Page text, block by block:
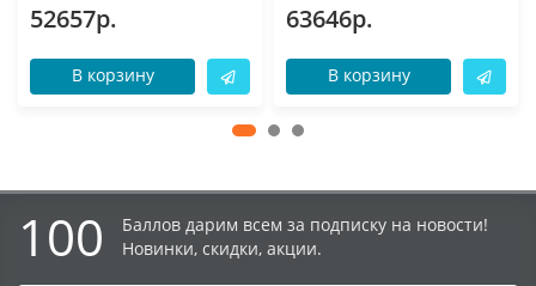
52657р.
В корзину
63646р.
В корзину
100
Баллов дарим всем за подписку на новости!
Новинки, скидки, акции.